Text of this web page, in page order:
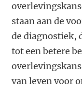
staan aan de
de diagnostiek,
tot een betere
van leven voor